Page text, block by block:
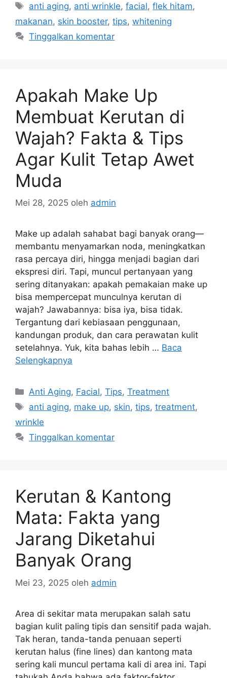
anti aging, anti wrinkle,facial,flek hitam,
makanan, skin booster, tips, whitening
Tinggalkan komentar
Apakah Make Up
Membuat Kerutan di
Wajah? Fakta & Tips
Agar Kulit Tetap Awet
Muda
Mei 28, 2025 oleh admin
Make up adalah sahabat bagi banyak orang—
membantu menyamarkan noda, meningkatkan
rasa percaya diri, hingga menjadi bagian dari
ekspresi diri. Tapi, muncul pertanyaan yang
sering ditanyakan: apakah pemakaian make up
bisa mempercepat munculnya kerutan di
wajah? Jawabannya: bisa iya, bisa tidak.
Tergantung dari kebiasaan penggunaan,
kandungan produk, dan cara perawatan kulit
setelahnya. Yuk, kita bahas lebih … Baca
Selengkapnya
Anti Aging, Facial,Tips,Treatment
anti aging, make up, skin,tips,treatment,
wrinkle
Tinggalkan komentar
Kerutan & Kantong
Mata: Fakta yang
Jarang Diketahui
Banyak Orang
Mei 23, 2025 oleh admin
Area di sekitar mata merupakan salah satu
bagian kulit paling tipis dan sensitif pada wajah.
Tak heran, tanda-tanda penuaan seperti
kerutan halus (fine lines) dan kantong mata
sering kali muncul pertama kali di area ini. Tapi